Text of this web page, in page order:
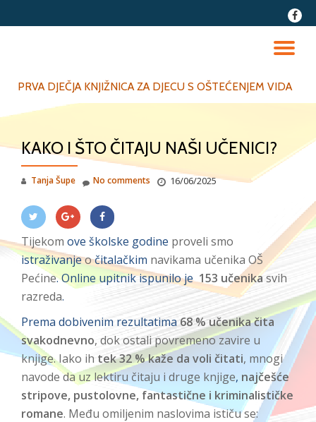
fa-
PRVA DJEČJA KNJIŽNICA ZA DJECU S OŠTEĆENJEM VIDA
KAKO I ŠTO ČITAJU NAŠI UČENICI?
Tanja Šupe 16/06/2025
No comments
Tijekom ove školske godine proveli smo
istraživanjeočitalačkim navikama učenika OŠ
Pećine. Online upitnik ispunilo je153 učenikasvih
razreda.
Prema dobivenim rezultatima68 % učenika čita
svakodnevno, dok ostali povremeno zavire u
knjige. Iako ih tek 32 % kaže da voli čitati, mnogi
navode da uz lektiru čitaju i druge knjige, najčešće
stripove, pustolovne, fantastične i kriminalističke
romane. Među omiljenim naslovima ističu se: